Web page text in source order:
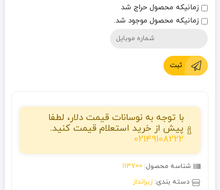
زمانیکه محصول حراج شد
زمانیکه محصول موجود شد.
ثبت
با توجه به نوسانات قیمت دلار، لطفا
پیش از خرید استعلام قیمت کنید.
02149108222
شناسه محصول: 113700
دسته بندی: زیرانداز